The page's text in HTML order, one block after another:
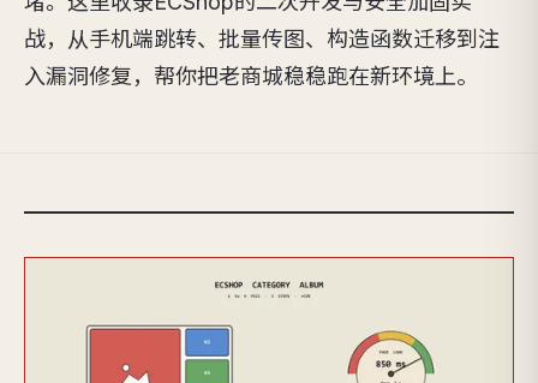
战，从手机端跳转、批量传图、构造函数迁移到注
入漏洞修复，帮你把老商城稳稳跑在新环境上。